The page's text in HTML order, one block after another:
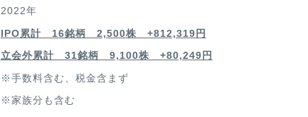
2022年
IPO累計 16銘柄 2,500株 +812,319円
立会外累計 31銘柄 9,100株 +80,249円
※手数料含む、税金含まず
※家族分も含む